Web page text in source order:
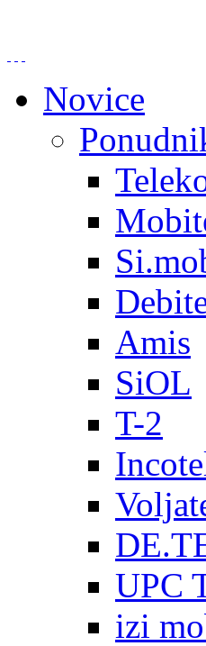
Novice
Amis
SiOL
T-2
UPC
izi